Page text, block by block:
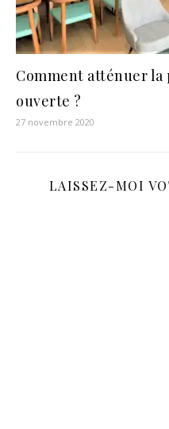
Comment atténuer la
ouverte ?
27 novembre 2020
LAISSEZ-MOI